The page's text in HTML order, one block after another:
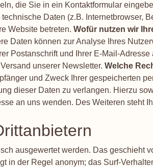
die Sie in ein Kontaktformular
Daten (z.B. Internetbrowser,
Website betreten. Wofür nutzen wir
Daten können zur Analyse Ihres
Postanschrift und Ihrer E-Mail-
unserer Newsletter. Welche
und Zweck Ihrer gespeicherten
dieser Daten zu verlangen. Hierzu
an uns wenden. Des Weiteren steht
ausgewertet werden. Das geschieht
in der Regel anonym; das Surf-